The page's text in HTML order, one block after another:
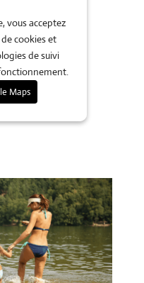
vous acceptez
cookies et
de suivi
Maps